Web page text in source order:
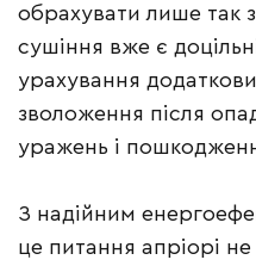
обрахувати лише так
сушіння вже є
урахування
зволоження після
уражень і
З надійним
це питання апріорі